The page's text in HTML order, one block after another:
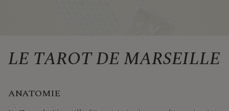
LE TAROT DE MARSEILLE
ANATOMIE